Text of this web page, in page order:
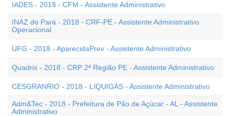
IADES - 2018 - CFM - Assistente Administrativo
INAZ do Pará - 2018 - CRF-PE - Assistente Administrativo
Operacional
UFG - 2018 - AparecidaPrev - Assistente Administrativo
Quadrix - 2018 - CRP 2ª Região PE - Assistente Administrativo
CESGRANRIO - 2018 - LIQUIGÁS - Assistente Administrativo
Adm&Tec - 2018 - Prefeitura de Pão de Açúcar - AL - Assistente
Administrativo